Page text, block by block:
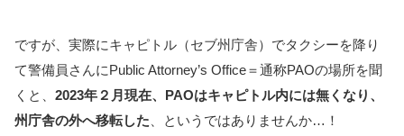
ですが、実際にキャピトル（セブ州庁舎）でタクシーを降り
て警備員さんにPublic Attorney’s Office＝通称PAOの場所を聞
くと、 2023年２月現在、PAOはキャピトル内には無くなり、
州庁舎の外へ移転した 、というではありませんか…！